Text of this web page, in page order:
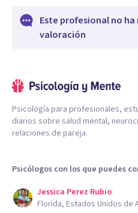
Este profesional no
valoración
Psicología para profesionales,
diarios sobre salud mental,
relaciones de pareja.
Psicólogos con los que puedes
Jessica Perez Rubio
Florida, Estados Unidos de